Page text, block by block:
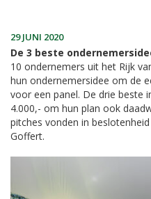
29 JUNI 2020
De 3 beste
10 ondernemers uit het Rijk
hun ondernemersidee om de
voor een panel. De drie beste
4.000,- om hun plan ook
pitches vonden in
Goffert.